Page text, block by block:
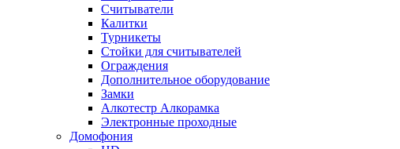
Считыватели
Калитки
Турникеты
Стойки для считывателей
Ограждения
Дополнительное оборудование
Замки
Алкотестр Алкорамка
Электронные проходные
Домофония